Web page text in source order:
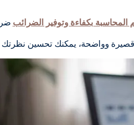
المحاسبة بكفاءة وتوفير الضرائب
وواضحة، يمكنك تحسين نظرتك